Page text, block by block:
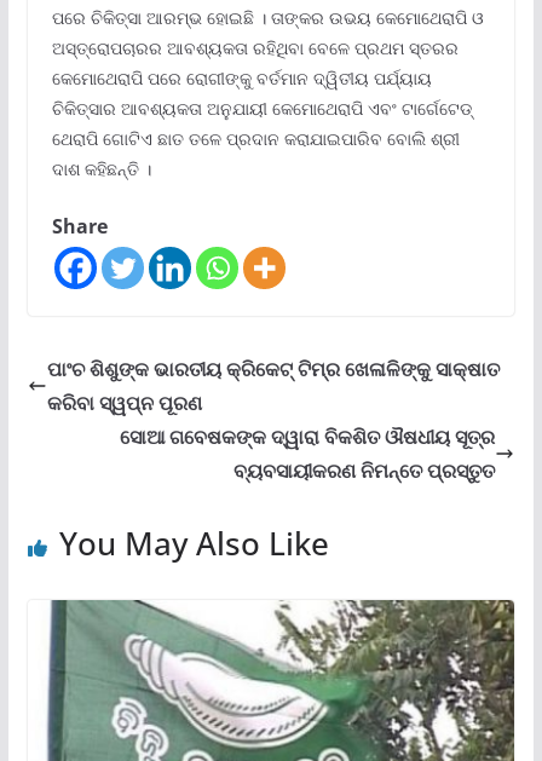
ପରେ ଚିକିତ୍ସା ଆରମ୍ଭ ହୋଇଛି । ତାଙ୍କର ଉଭୟ କେମୋଥେରାପି ଓ
ଅସ୍ତ୍ରୋପଚାରର ଆବଶ୍ୟକତା ରହିଥିବା ବେଳେ ପ୍ରଥମ ସ୍ତରର
କେମୋଥେରାପି ପରେ ରୋଗୀଙ୍କୁ ବର୍ତମାନ ଦ୍ୱିତୀୟ ପର୍ଯ୍ୟାୟ
ଚିକିତ୍ସାର ଆବଶ୍ୟକତା ଅନୁଯାୟୀ କେମୋଥେରାପି ଏବଂ ଟାର୍ଗେଟେଡ୍
ଥେରାପି ଗୋଟିଏ ଛାତ ତଳେ ପ୍ରଦାନ କରାଯାଇପାରିବ ବୋଲି ଶ୍ରୀ
ଦାଶ କହିଛନ୍ତି ।
Share
ପାଂଚ ଶିଶୁଙ୍କ ଭାରତୀୟ କ୍ରିକେଟ୍ ଟିମ୍‌ର ଖେଳାଳିଙ୍କୁ ସାକ୍ଷାତ
କରିବା ସ୍ୱପ୍ନ ପୂରଣ
ସୋଆ ଗବେଷକଙ୍କ ଦ୍ୱାରା ବିକଶିତ ଔଷଧୀୟ ସୂତ୍ର
ବ୍ୟବସାୟୀକରଣ ନିମନ୍ତେ ପ୍ରସ୍ତୁତ
You May Also Like